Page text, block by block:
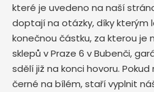
které je uvedeno na naší
doptají na otázky, díky kterým
konečnou částku, za kterou je
sklepů v Praze 6 v Bubenči,
sdělí již na konci hovoru.
černé na bílém, staří vyplnit